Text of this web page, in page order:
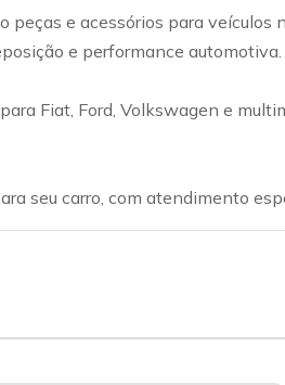
e acessórios para veículos
e performance automotiva.
Fiat, Ford, Volkswagen e
seu carro, com atendimento